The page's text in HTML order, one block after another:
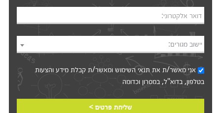
דואר אלקטרוני:
יישוב מגורים:
אני מאשר/ת אתתנאי השימושומאשר/ת קבלת מידע והצעות
בטלפון, בדוא"ל, במסרון וכדומה‎‎
שליחת פרטים >